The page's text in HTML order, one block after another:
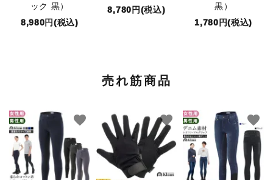
ック 黒）
8,980円(税込)
8,780円(税込)
黒）
1,780円(税込)
売れ筋商品
favorite favorite favorite